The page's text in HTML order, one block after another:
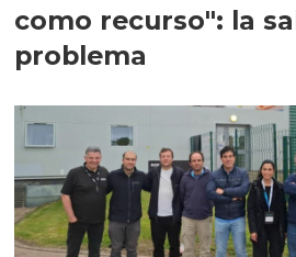
como recurso": la
problema